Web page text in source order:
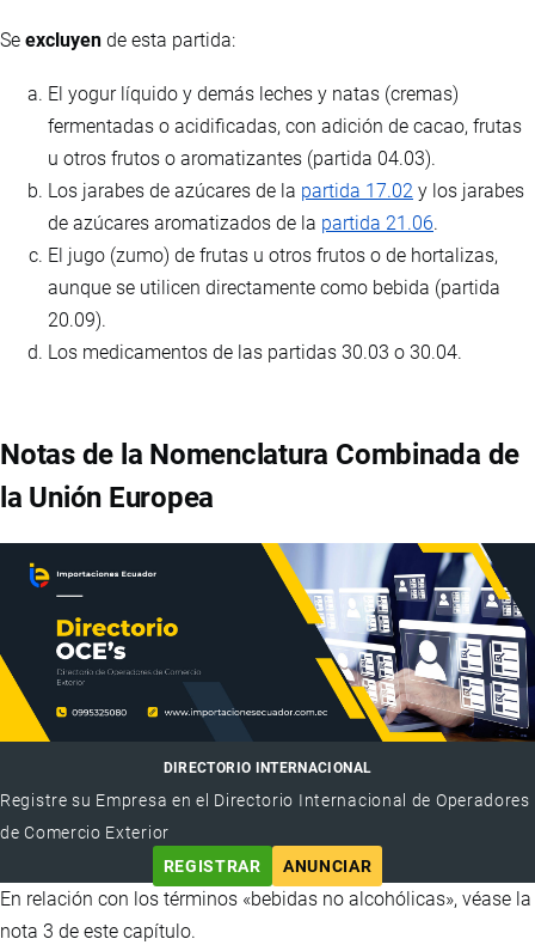
Se excluyen de esta partida:
El yogur líquido y demás leches y natas (cremas)
fermentadas o acidificadas, con adición de cacao, frutas
u otros frutos o aromatizantes (partida 04.03).
Los jarabes de azúcares de la partida 17.02 y los jarabes
de azúcares aromatizados de la partida 21.06.
El jugo (zumo) de frutas u otros frutos o de hortalizas,
aunque se utilicen directamente como bebida (partida
20.09).
Los medicamentos de las partidas 30.03 o 30.04.
Notas de la Nomenclatura Combinada de
la Unión Europea
DIRECTORIO INTERNACIONAL
Registre su Empresa en el Directorio Internacional de Operadores
de Comercio Exterior
REGISTRAR
ANUNCIAR
En relación con los términos «bebidas no alcohólicas», véase la
nota 3 de este capítulo.